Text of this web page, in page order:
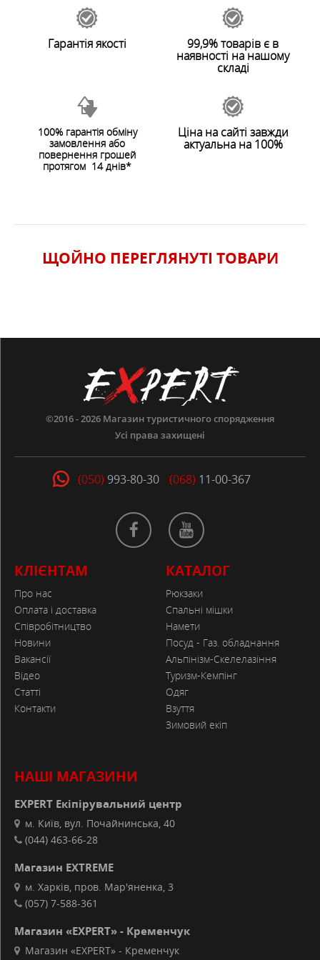
ЗАЛИШИТИ ВІДГУК
Гарантія якості 99,9% товарів є в
наявності на нашому
складі
100% гарантія обміну
замовлення або
повернення грошей
протягом 14 днів*
Ціна на сайті завжди
актуальна на 100%
ЩОЙНО ПЕРЕГЛЯНУТI ТОВАРИ
©2016 - 2026 Магазин туристичного спорядження
Усі права захищені
(050) 993-80-30 (068) 11-00-367
КЛІЄНТАМ
Про нас
Оплата і доставка
Співробітництво
Новини
Вакансії
Відео
Статті
Контакти
КАТАЛОГ
Рюкзаки
Спальні мішки
Намети
Посуд - Газ. обладнання
Альпінізм-Скелелазіння
Туризм-Кемпінг
Одяг
Взуття
Зимовий екіп
НАШІ МАГАЗИНИ
EXPERT Екіпірувальний центр
м. Київ, вул. Почайнинська, 40
(044) 463-66-28
Магазин EXTREME
м. Харків, пров. Мар'яненка, 3
(057) 7-588-361
Магазин «EXPERT» - Кременчук
Магазин «EXPERT» - Кременчук